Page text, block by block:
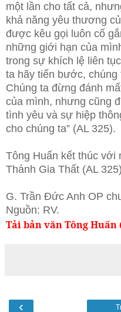
một lần cho tất cả,
khả năng yêu thương
được kêu gọi luôn cố
những giới hạn của
trong sự khích lệ liên
ta hãy tiến bước,
Chúng ta đừng đánh
của mình, nhưng cũng
tình yêu và sự hiệp
cho chúng ta” (AL 325).
Tông Huấn kết thúc với
Thánh Gia Thất (AL
G. Trần Đức Anh OP
Nguồn: RV.
Tải bản văn Tông Huấn
‹